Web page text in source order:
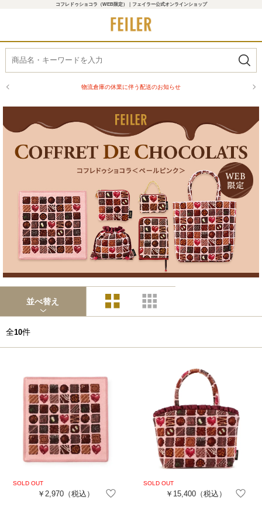
コフレドゥショコラ（WEB限定）｜フェイラー公式オンラインショップ
物流倉庫の休業に伴う配送のお知らせ
並べ替え
全10件
￥2,970 （税込） ￥15,400 （税込）